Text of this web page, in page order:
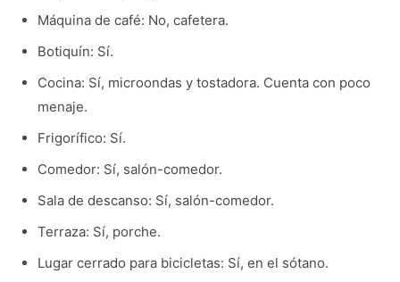
Máquina de café: No, cafetera.
Botiquín: Sí.
Cocina: Sí, microondas y tostadora. Cuenta con poco
menaje.
Frigorífico: Sí.
Comedor: Sí, salón-comedor.
Sala de descanso: Sí, salón-comedor.
Terraza: Sí, porche.
Lugar cerrado para bicicletas: Sí, en el sótano.